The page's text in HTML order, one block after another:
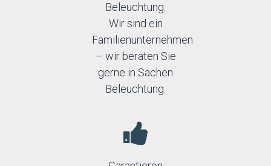
Beleuchtung.
Wir sind ein
Familienunternehmen
– wir beraten Sie
gerne in Sachen
Beleuchtung.